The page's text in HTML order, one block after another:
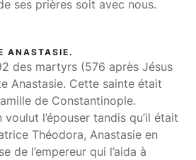
ses prières soit avec nous.
ANASTASIE.
des martyrs (576 après Jésus
Anastasie. Cette sainte était
de Constantinople.
voulut l’épouser tandis qu’il était
Théodora, Anastasie en
de l’empereur qui l’aida à